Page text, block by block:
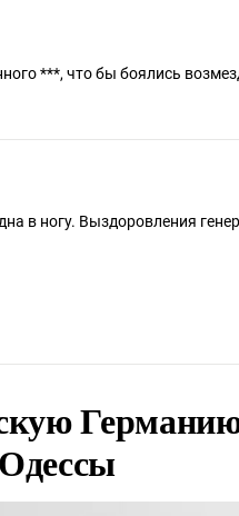
***, что бы боялись
в ногу. Выздоровления